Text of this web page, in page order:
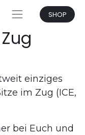
SHOP
einziges
im Zug (ICE,
bei Euch und